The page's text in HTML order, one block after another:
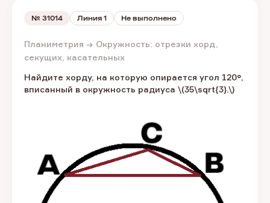
№ 31014 Линия 1 Не выполнено
Планиметрия → Окружность: отрезки хорд,
секущих, касательных
Найдите хорду, на которую опирается угол 120°,
вписанный в окружность радиуса \(35\sqrt{3}.\)